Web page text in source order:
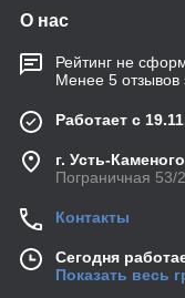
О нас
Рейтинг не
Менее 5 отзывов
Работает с
г. Усть-
Пограничная 53/
Контакты
Сегодня
Показать весь